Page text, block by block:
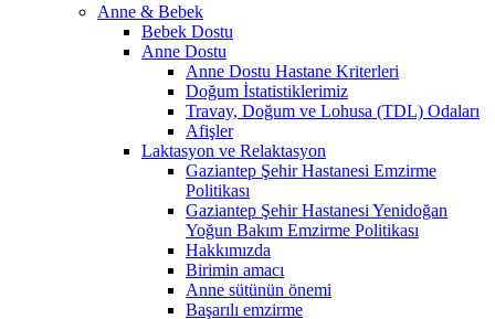
Anne & Bebek
Bebek Dostu
Anne Dostu
Anne Dostu Hastane Kriterleri
Doğum İstatistiklerimiz
Travay, Doğum ve Lohusa (TDL) Odaları
Afişler
Laktasyon ve Relaktasyon
Gaziantep Şehir Hastanesi Emzirme
Politikası
Gaziantep Şehir Hastanesi Yenidoğan
Yoğun Bakım Emzirme Politikası
Hakkımızda
Birimin amacı
Anne sütünün önemi
Başarılı emzirme